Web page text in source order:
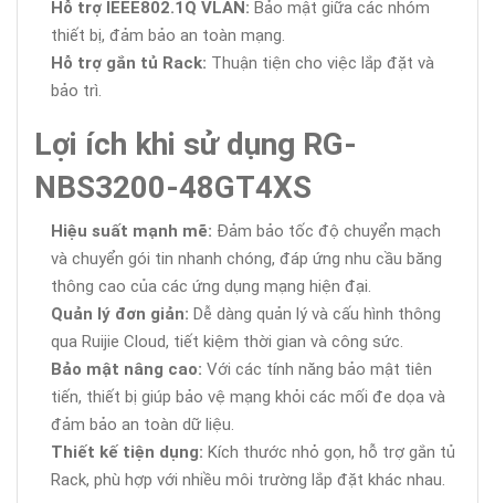
Hỗ trợ IEEE802.1Q VLAN: Bảo mật giữa các nhóm
thiết bị, đảm bảo an toàn mạng.
Hỗ trợ gắn tủ Rack: Thuận tiện cho việc lắp đặt và
bảo trì.
Lợi ích khi sử dụng RG-
NBS3200-48GT4XS
Hiệu suất mạnh mẽ: Đảm bảo tốc độ chuyển mạch
và chuyển gói tin nhanh chóng, đáp ứng nhu cầu băng
thông cao của các ứng dụng mạng hiện đại.
Quản lý đơn giản: Dễ dàng quản lý và cấu hình thông
qua Ruijie Cloud, tiết kiệm thời gian và công sức.
Bảo mật nâng cao: Với các tính năng bảo mật tiên
tiến, thiết bị giúp bảo vệ mạng khỏi các mối đe dọa và
đảm bảo an toàn dữ liệu.
Thiết kế tiện dụng: Kích thước nhỏ gọn, hỗ trợ gắn tủ
Rack, phù hợp với nhiều môi trường lắp đặt khác nhau.